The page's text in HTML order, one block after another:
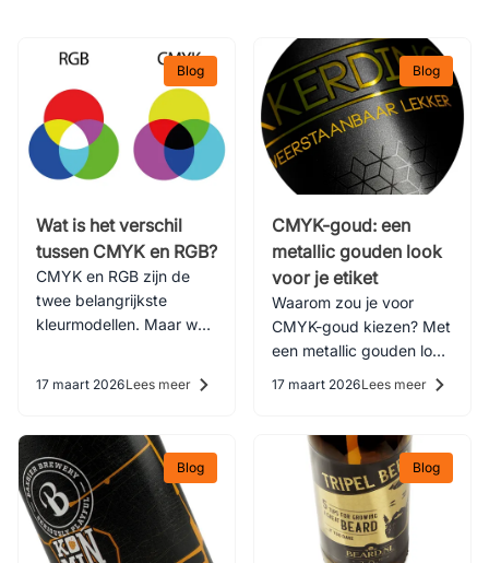
Blog
Wat is het verschil
tussen CMYK en RGB?
CMYK en RGB zijn de
twee belangrijkste
kleurmodellen. Maar wat
verschillen tussen CMYK
17 maart 2026Lees meer
Blog
CMYK-goud: een
metallic gouden look
voor je etiket
Waarom zou je voor
CMYK-goud kiezen? Met
een metallic gouden look
geeft u uw verpakking of
waarom je moet kiezen
voor een goud ontwerp
in je etiket
17 maart 2026Lees meer
Blog Blog